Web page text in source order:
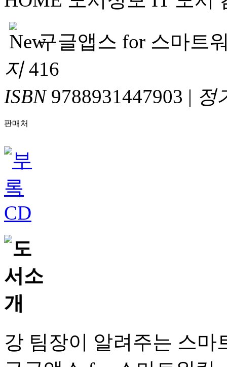
구글앱스 for 스마트
지416
ISBN9788931447903 | 정
판매처
강 팀장이 알려주는 스마